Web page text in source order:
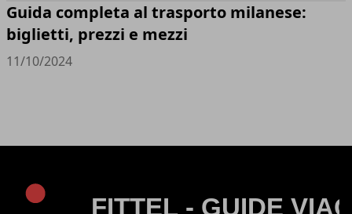
Guida completa al trasporto milanese:
biglietti, prezzi e mezzi
11/10/2024